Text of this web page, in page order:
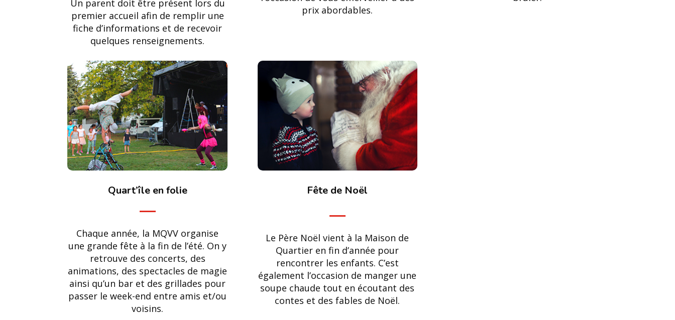
Un parent doit être présent lors du
premier accueil afin de remplir une
fiche d’informations et de recevoir
quelques renseignements.
prix abordables.
Quart’île en folie
Chaque année, la MQVV organise
une grande fête à la fin de l’été. On y
retrouve des concerts, des
animations, des spectacles de magie
ainsi qu’un bar et des grillades pour
passer le week-end entre amis et/ou
voisins.
Fête de Noël
Le Père Noël vient à la Maison de
Quartier en fin d’année pour
rencontrer les enfants. C’est
également l’occasion de manger une
soupe chaude tout en écoutant des
contes et des fables de Noël.